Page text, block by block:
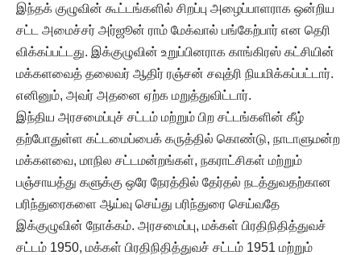
இந்தக் குழுவின் கூட்டங்களில் சிறப்பு அழைப்பாளராக ஒன்றிய
சட்ட அமைச்சர் அர்ஜூன் ராம் மேக்வால் பங்கேற்பார் என தெரி
விக்கப்பட்டது. இக்குழுவின் உறுப்பினராக காங்கிரஸ் கட்சியின்
மக்களவைத் தலைவர் ஆதிர் ரஞ்சன் சவுத்ரி நியமிக்கப்பட்டார்.
எனினும், அவர் அதனை ஏற்க மறுத்துவிட்டார்.
இந்திய அரசமைப்புச் சட்டம் மற்றும் பிற சட்டங்களின் கீழ்
தற்போதுள்ள கட்டமைப்பைக் கருத்தில் கொண்டு, நாடாளுமன்ற
மக்களவை, மாநில சட்டமன்றங்கள், நகராட்சிகள் மற்றும்
பஞ்சாயத்து களுக்கு ஒரே நேரத்தில் தேர்தல் நடத்துவதற்கான
பரிந்துரைகளை ஆய்வு செய்து பரிந்துரை செய்வதே
இக்குழுவின் நோக்கம். அரசமைப்பு, மக்கள் பிரதிநிதித்துவச்
சட்டம் 1950, மக்கள் பிரதிநிதித்துவச் சட்டம் 1951 மற்றும்